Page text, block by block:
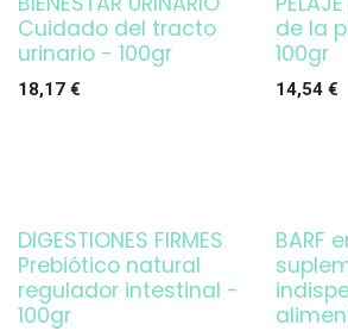
Cuidado del tracto
urinario - 100gr
18,17 €
de la
100gr
14,54€
DIGESTIONES FIRMES
Prebiótico natural
regulador intestinal -
100gr
BARF